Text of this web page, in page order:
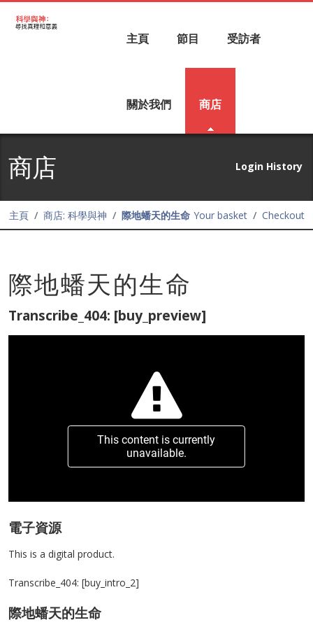
主頁 節目 受訪者
關於我們 商店
商店 Login History
主頁 商店: 科學與神 際地蟠天的生命 Your basket Checkout
際地蟠天的生命
Transcribe_404: [buy_preview]
This content is currently
unavailable.
電子資源
This is a digital product.
Transcribe_404: [buy_intro_2]
際地蟠天的生命